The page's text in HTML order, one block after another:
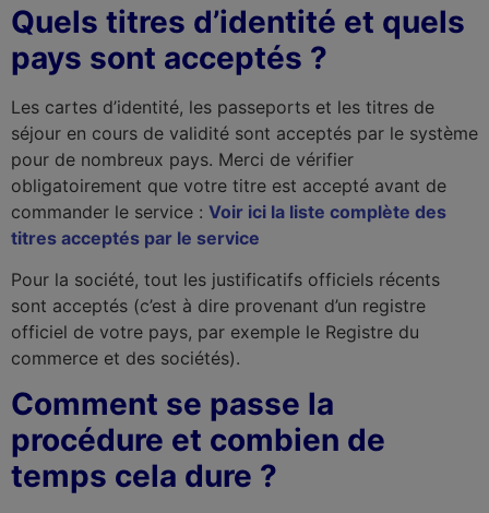
Quels titres d’identité et quels
pays sont acceptés ?
Les cartes d’identité, les passeports et les titres de
séjour en cours de validité sont acceptés par le système
pour de nombreux pays. Merci de vérifier
obligatoirement que votre titre est accepté avant de
commander le service : Voir ici la liste complète des
titres acceptés par le service
Pour la société, tout les justificatifs officiels récents
sont acceptés (c’est à dire provenant d’un registre
officiel de votre pays, par exemple le Registre du
commerce et des sociétés).
Comment se passe la
procédure et combien de
temps cela dure ?